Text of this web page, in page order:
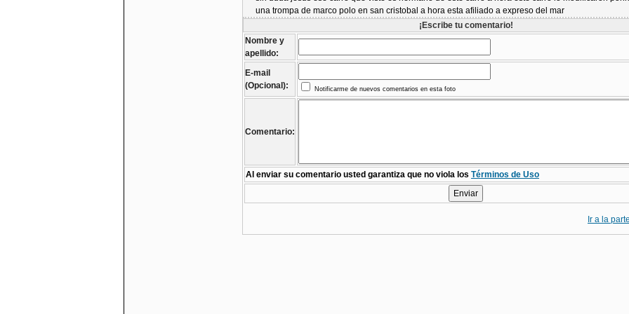
una trompa de marco polo en san cristobal a hora esta afiliado a expreso del mar
¡Escribe tu comentario!
Nombre y
apellido:
E-mail
(Opcional):
Notificarme de nuevos comentarios en esta foto
Comentario:
Al enviar su comentario usted garantiza que no viola los Términos de Uso
Ir a la